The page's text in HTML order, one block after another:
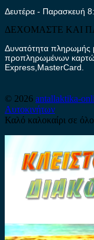
Δευτέρα - Παρασκευή
ΔΕΧΟΜΑΣΤΕ ΚΑΙ
Δυνατότητα πληρωμής
προπληρωμένων
Express,MasterCard.
© 2026 antallaktika-
Αυτοκινήτων
Καλό καλοκαίρι σε